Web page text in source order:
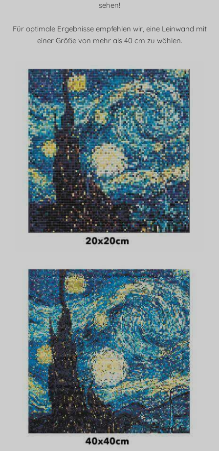
sehen!
Für optimale Ergebnisse empfehlen wir, eine Leinwand mit
einer Größe von mehr als 40 cm zu wählen.